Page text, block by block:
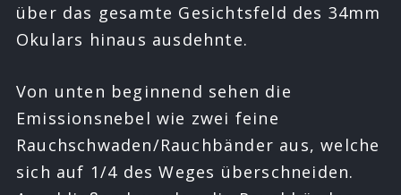
über das gesamte Gesichtsfeld des 34mm
Okulars hinaus ausdehnte.
Von unten beginnend sehen die
Emissionsnebel wie zwei feine
Rauchschwaden/Rauchbänder aus, welche
sich auf 1/4 des Weges überschneiden.